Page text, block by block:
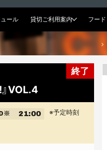
ール 貸切ご利用案内 フード
終了
VOL.4
※ 21:00 ※予定時刻